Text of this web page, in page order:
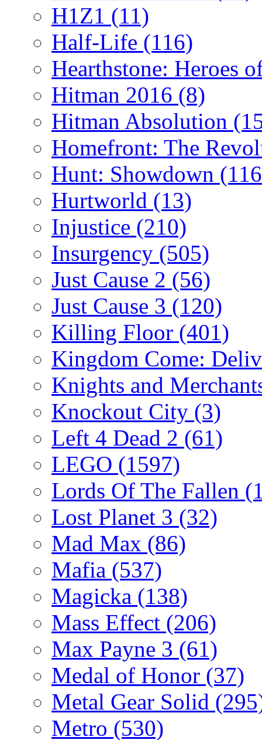
H1Z1 (11)
Half-Life (116)
Hearthstone: Heroes
Hitman 2016 (8)
Hitman Absolution
Homefront: The
Hunt: Showdown
Hurtworld (13)
Injustice (210)
Insurgency (505)
Just Cause 2 (56)
Just Cause 3 (120)
Killing Floor (401)
Kingdom Come:
Knights and
Knockout City (3)
Left 4 Dead 2 (61)
LEGO (1597)
Lords Of The Fallen
Lost Planet 3 (32)
Mad Max (86)
Mafia (537)
Magicka (138)
Mass Effect (206)
Max Payne 3 (61)
Medal of Honor (37)
Metal Gear Solid
Metro (530)